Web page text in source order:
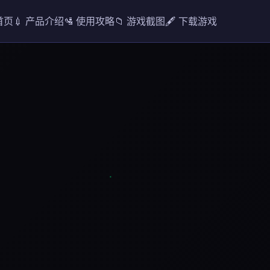
页 💉 产品介绍🛂 使用攻略📁 游戏截图🖋️ 下载游戏